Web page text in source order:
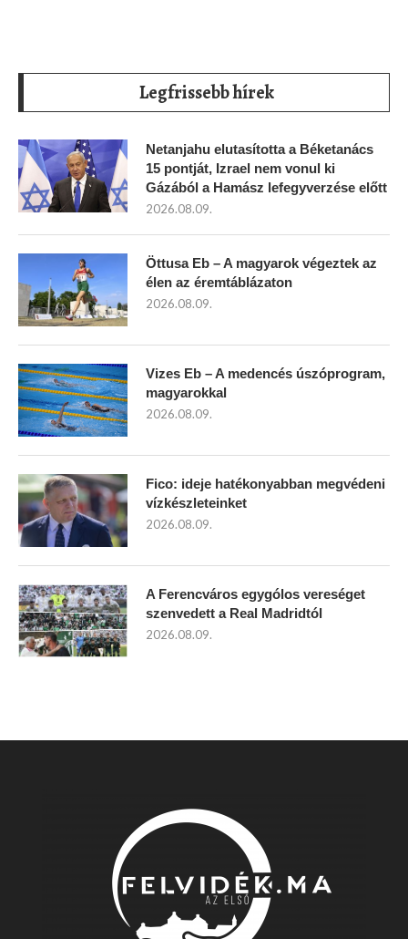
Legfrissebb hírek
Netanjahu elutasította a Béketanács
15 pontját, Izrael nem vonul ki
Gázából a Hamász lefegyverzése előtt
2026.08.09.
Öttusa Eb – A magyarok végeztek az
élen az éremtáblázaton
2026.08.09.
Vizes Eb – A medencés úszóprogram,
magyarokkal
2026.08.09.
Fico: ideje hatékonyabban megvédeni
vízkészleteinket
2026.08.09.
A Ferencváros egygólos vereséget
szenvedett a Real Madridtól
2026.08.09.